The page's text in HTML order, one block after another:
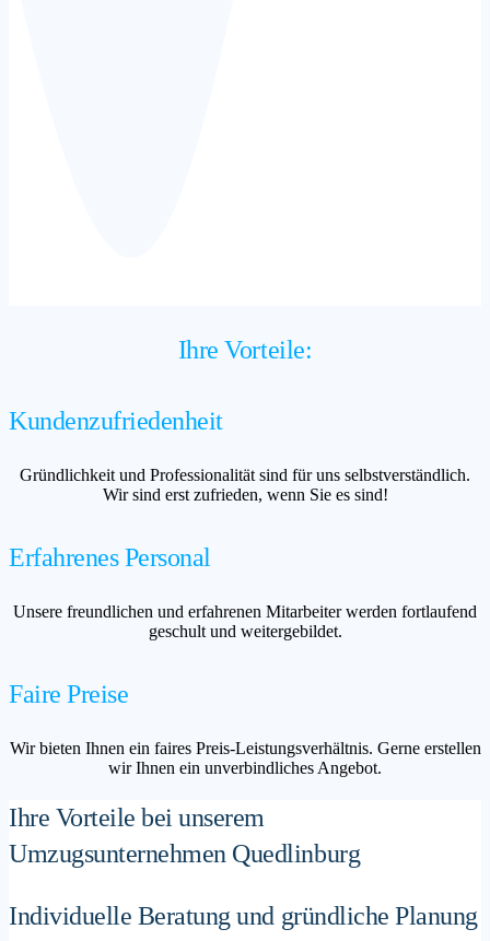
Ihre Vorteile:
Kundenzufriedenheit
Gründlichkeit und Professionalität sind für uns selbstverständlich.
Wir sind erst zufrieden, wenn Sie es sind!
Erfahrenes Personal
Unsere freundlichen und erfahrenen Mitarbeiter werden fortlaufend
geschult und weitergebildet.
Faire Preise
Wir bieten Ihnen ein faires Preis-Leistungsverhältnis. Gerne erstellen
wir Ihnen ein unverbindliches Angebot.
Ihre Vorteile bei unserem
Umzugsunternehmen Quedlinburg
Individuelle Beratung und gründliche Planung